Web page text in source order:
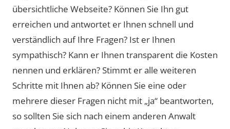
übersichtliche Webseite? Können Sie Ihn gut
erreichen und antwortet er Ihnen schnell und
verständlich auf Ihre Fragen? Ist er Ihnen
sympathisch? Kann er Ihnen transparent die Kosten
nennen und erklären? Stimmt er alle weiteren
Schritte mit Ihnen ab? Können Sie eine oder
mehrere dieser Fragen nicht mit „ja“ beantworten,
so sollten Sie sich nach einem anderen Anwalt